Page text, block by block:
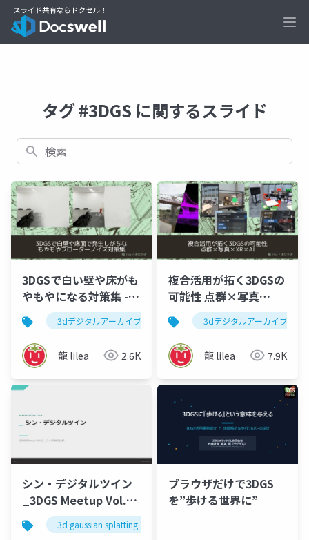
タグ #3DGS に関するスライド
検索
3DGSで白い壁や床がも
やもやになる対策集 -
3D Scan meetup in
SHIZUOKA vol.2
3dデジタルアーカイブ 3d gaussian splatting
龍 lilea 2.6K
複合活用が拓く3DGSの
可能性 点群×写真
×XR×AI - 測量･地理空
間情報イノベーション
大会 2026
3dデジタルアーカイブ
龍 lilea 7.9K
シン・デジタルツイン
_3DGS Meetup Vol.2
LT
3d gaussian splatting
ブラウザだけで3DGS
を”歩ける世界に”